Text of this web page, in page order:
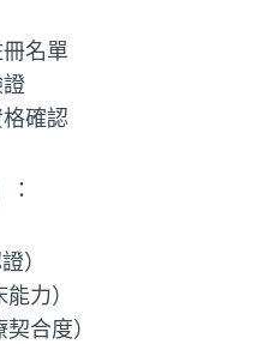
名單
確認
）
能力）
契合度）